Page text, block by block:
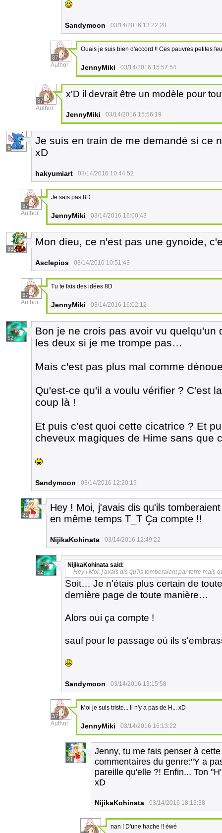
Sandymoon 03/14/2016 13:22:28
37
Author
Ouais je suis bien d'accord !! Ces pauvres petites
JennyMiki 03/14/2016 15:57:54
37
Author
x'D il devrait être un modèle pour
JennyMiki 03/14/2016 15:56:19
6
Je suis en train de me demandé si ce
xD
hakyumiart 03/14/2016 10:44:52
37
Author
Je sais pas 8D
JennyMiki 03/14/2016 16:00:43
33
Mon dieu, ce n'est pas une gynoide,
Asclepios 03/14/2016 10:51:43
37
Author
Tu te fais des idées 8D
JennyMiki 03/14/2016 16:02:12
52
Bon je ne crois pas avoir vu
les deux si je me trompe pas…
Mais c'est pas plus mal comme
Qu'est-ce qu'il a voulu vérifier ? C'est
coup là !
Et puis c'est quoi cette cicatrice ? Et
cheveux magiques de Hime sans que
Sandymoon 03/14/2016 12:20:19
21
Hey ! Moi, j'avais dis qu'ils
en même temps T_T Ça compte !!
NijikaKohinata 03/14/2016 12:49:22
52
NijikaKohinata said:
Hey ! Moi, j'avais dis qu'ils tomberaient par terre mais
Soit… Je n'étais plus certain de
dernière page de toute manière…
Alors oui ça compte !
sauf pour le passage où ils
Sandymoon 03/14/2016 13:15:58
37
Author
Moi je suis triste... il n'y a pas de H... xD
JennyMiki 03/14/2016 16:13:22
21
Jenny, tu me fais penser à
commentaires du genre:"Y a
pareille qu'elle ?! Enfin... Ton
xD
NijikaKohinata 03/14/2016 18:13:38
nan ! D'une hache !! èwé